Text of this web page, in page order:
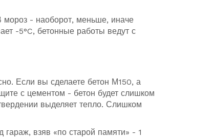
мороз - наоборот, меньше, иначе
-5°C, бетонные работы ведут с
Если вы сделаете бетон М150, а
с цементом - бетон будет слишком
выделяет тепло. Слишком
взяв «по старой памяти» - 1